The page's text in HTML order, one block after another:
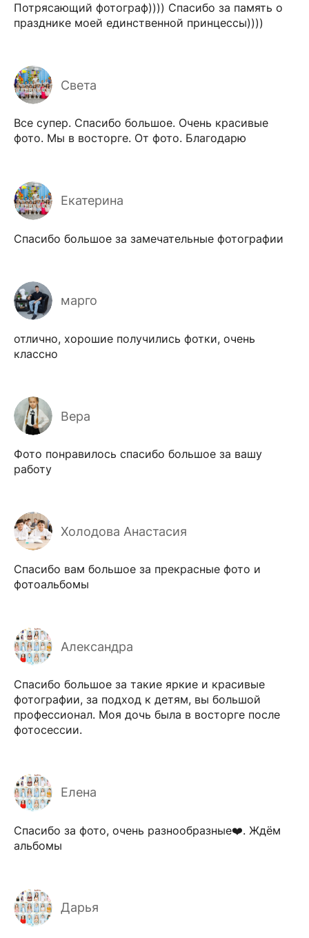
Потрясающий фотограф)))) Спасибо за память о
празднике моей единственной принцессы))))
Света
Все супер. Спасибо большое. Очень красивые
фото. Мы в восторге. От фото. Благодарю
Екатерина
Спасибо большое за замечательные фотографии
марго
отлично, хорошие получились фотки, очень
классно
Вера
Фото понравилось спасибо большое за вашу
работу
Холодова Анастасия
Спасибо вам большое за прекрасные фото и
фотоальбомы
Александра
Спасибо большое за такие яркие и красивые
фотографии, за подход к детям, вы большой
профессионал. Моя дочь была в восторге после
фотосессии.
Елена
Спасибо за фото, очень разнообразные❤️. Ждём
альбомы
Дарья